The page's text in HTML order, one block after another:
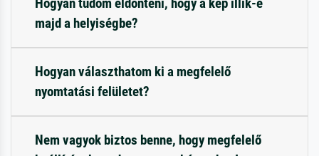
Hogyan tudom eldönteni, hogy a kép illik-e
majd a helyiségbe?
Hogyan választhatom ki a megfelelő
nyomtatási felületet?
Nem vagyok biztos benne, hogy megfelelő